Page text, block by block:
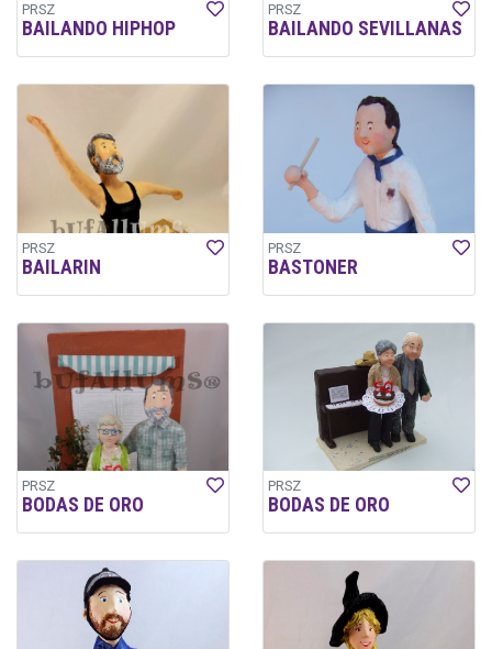
PRSZ
BAILANDO HIPHOP
PRSZ
BAILANDO SEVILLANAS
PRSZ
BAILARIN
PRSZ
BASTONER
PRSZ
BODAS DE ORO
PRSZ
BODAS DE ORO